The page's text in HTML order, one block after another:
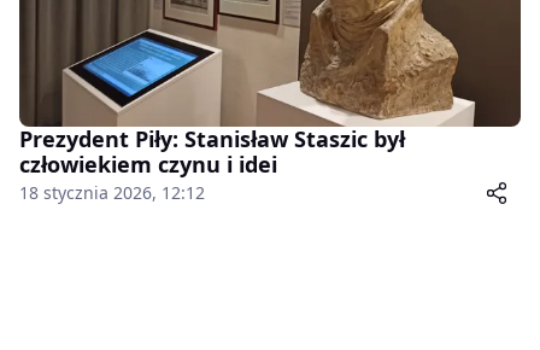
Prezydent Piły: Stanisław Staszic był
człowiekiem czynu i idei
18 stycznia 2026, 12:12